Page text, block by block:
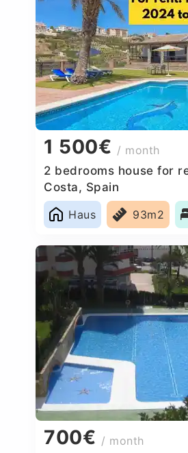
1 500€ / month
2 bedrooms house for
Costa, Spain
Haus
93m2
700€ / month